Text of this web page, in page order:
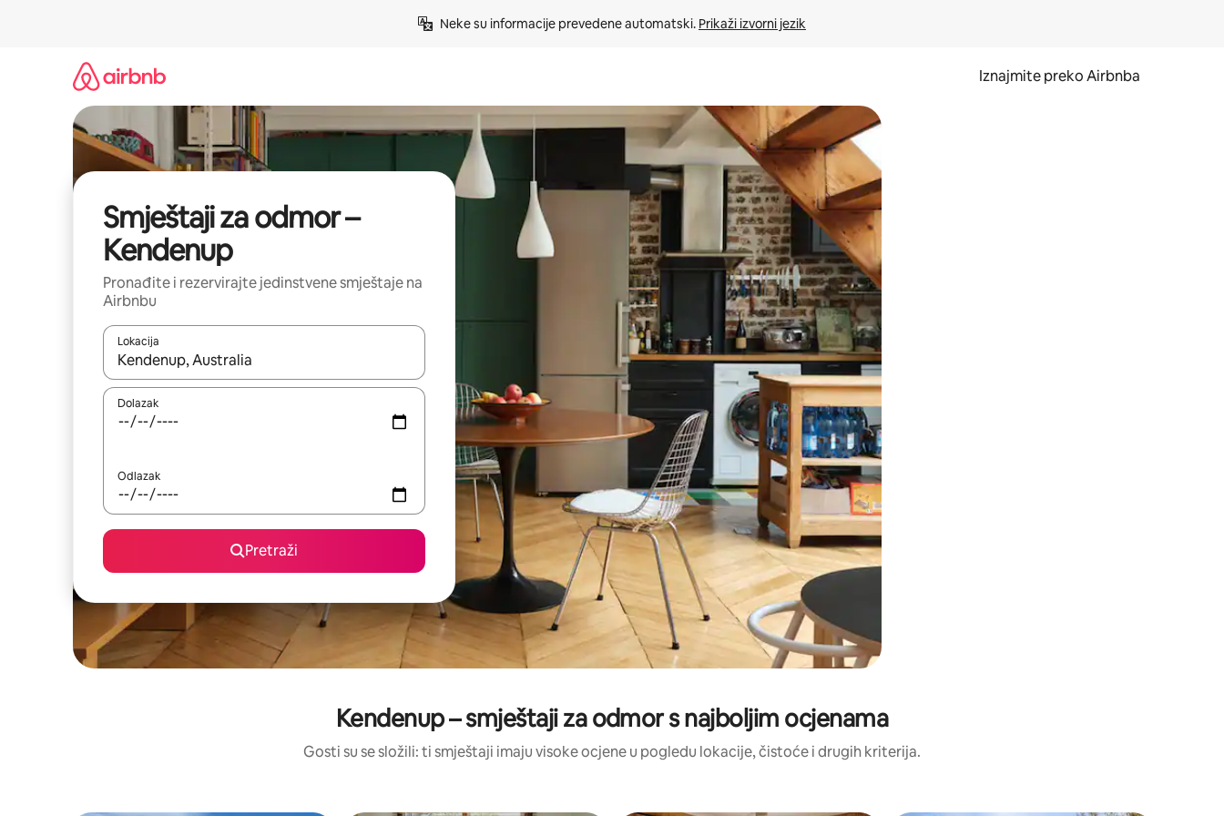
Neke su informacije prevedene automatski. Prikaži izvorni jezik
Iznajmite preko Airbnba
Smještaji za odmor –
Kendenup
Pronađite i rezervirajte jedinstvene smještaje na
Airbnbu
Lokacija
Kada budu dostupni rezultati, moći ćete ih pregledati koristeći se strelicama prema gore i prema dolje, kao i dodirom ili prelaskom prstom po zaslonu.
Dolazak
Odlazak
Pretraži
Kendenup – smještaji za odmor s najboljim ocjenama
Gosti su se složili: ti smještaji imaju visoke ocjene u pogledu lokacije, čistoće i drugih kriterija.